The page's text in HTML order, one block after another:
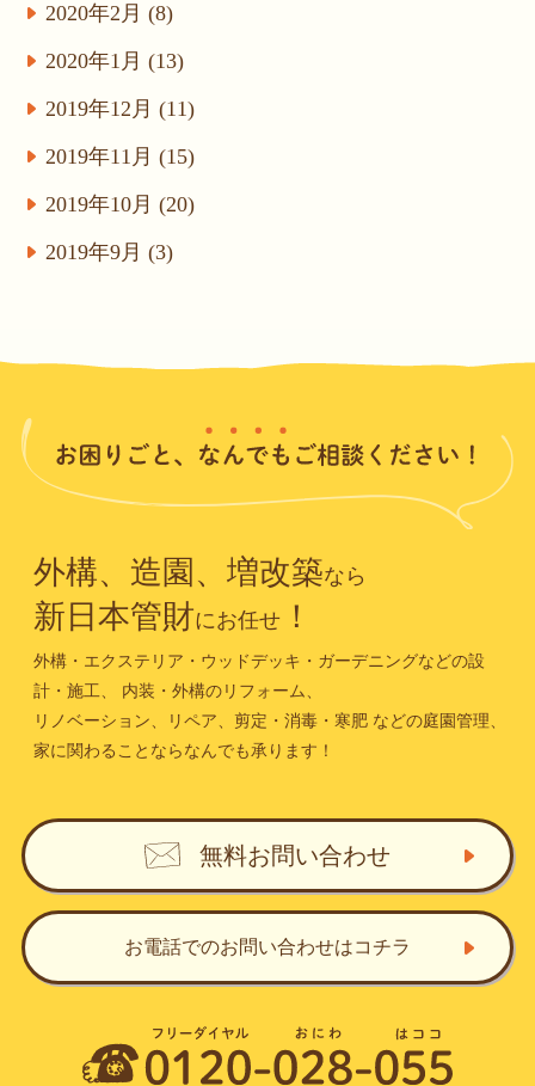
2020年2月 (8)
2020年1月 (13)
2019年12月 (11)
2019年11月 (15)
2019年10月 (20)
2019年9月 (3)
外構、造園、増改築なら
新日本管財にお任せ！
外構・エクステリア・ウッドデッキ・ガーデニングなどの設
計・施工、
内装・外構のリフォーム、
リノベーション、リペア、剪定・消毒・寒肥などの庭園管理、
家に関わることならなんでも承ります！
無料お問い合わせ
お電話でのお問い合わせはコチラ